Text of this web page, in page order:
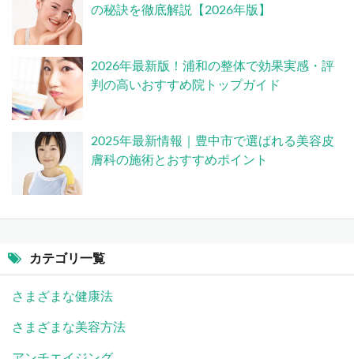
の秘訣を徹底解説【2026年版】
2026年最新版！浦和の整体で効果実感・評
判の高いおすすめ院トップガイド
2025年最新情報｜豊中市で選ばれる美容皮
膚科の施術とおすすめポイント
カテゴリ一覧
さまざまな健康法
さまざまな美容方法